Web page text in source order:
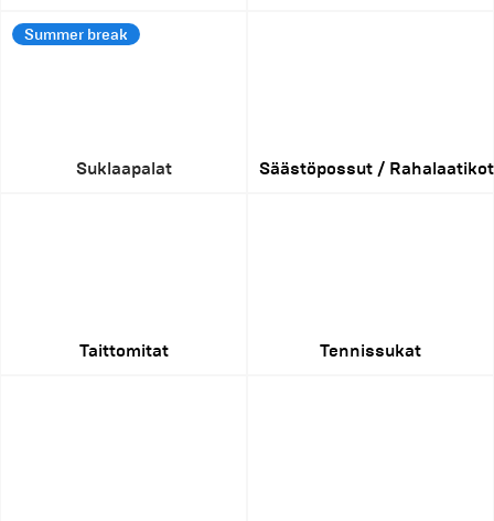
Summer break
Suklaapalat Säästöpossut / Rahalaatikot
Taittomitat Tennissukat